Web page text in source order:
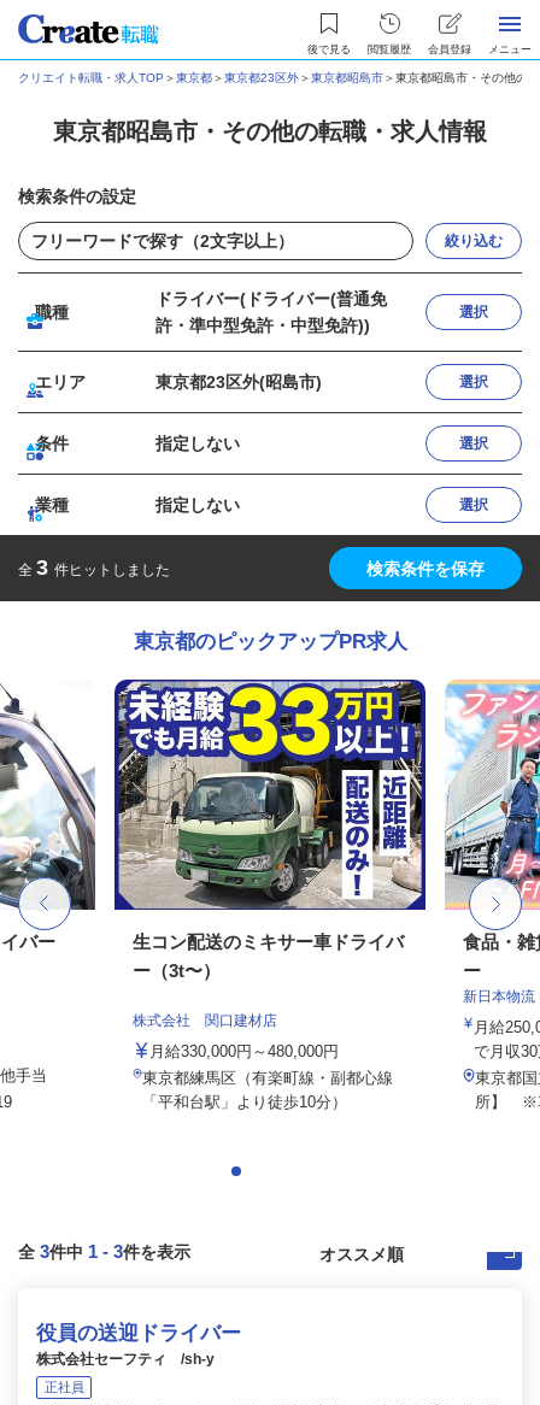
後で見る 閲覧履歴 会員登録 メニュー
クリエイト転職・求人TOP ＞東京都＞東京都23区外＞東京都昭島市＞東京都昭島市・その他の
東京都昭島市・その他の転職・求人情報
検索条件の設定
絞り込む
職種
ドライバー(ドライバー(普通免
許・準中型免許・中型免許))
選択
エリア 東京都23区外(昭島市) 選択
条件 指定しない 選択
業種 指定しない 選択
全 3 件ヒットしました 検索条件を保存
東京都のピックアップPR求人
バー
手当
生コン配送のミキサー車ドライバ
ー（3t〜）
株式会社 関口建材店
月給330,000円～480,000円
東京都練馬区（有楽町線・副都心線
「平和台駅」より徒歩10分）
食品・
ー
新日本物
月給
で月収
東京都
所】 ※
全 3件中 1 - 3件を表示
役員の送迎ドライバー
株式会社セーフティ /sh-y
正社員